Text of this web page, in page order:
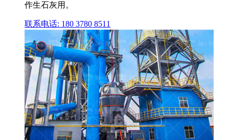
作生石灰用。
联系电话: 180 3780 8511